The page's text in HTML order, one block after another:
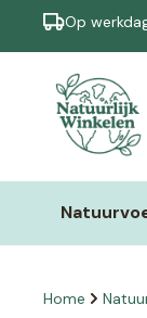
Op
Home